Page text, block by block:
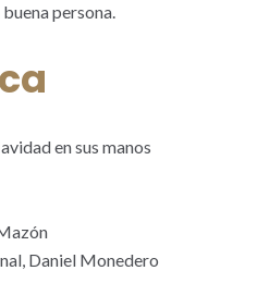
persona.
en sus manos
Daniel Monedero